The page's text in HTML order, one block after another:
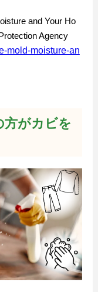
and Your Ho
Agency
mold-moisture-an
方がカビを